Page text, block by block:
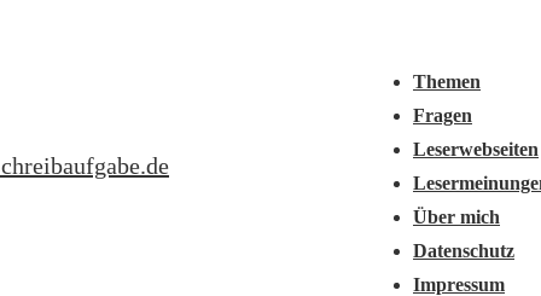
Themen
Fragen
Leserwebseiten
Über mich
Datenschutz
Impressum